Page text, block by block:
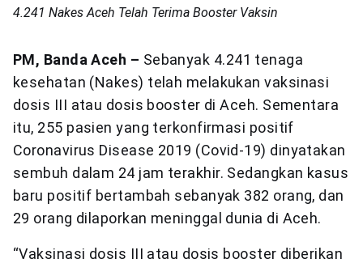
4.241 Nakes Aceh Telah Terima Booster Vaksin
PM, Banda Aceh – Sebanyak 4.241 tenaga
kesehatan (Nakes) telah melakukan vaksinasi
dosis III atau dosis booster di Aceh. Sementara
itu, 255 pasien yang terkonfirmasi positif
Coronavirus Disease 2019 (Covid-19) dinyatakan
sembuh dalam 24 jam terakhir. Sedangkan kasus
baru positif bertambah sebanyak 382 orang, dan
29 orang dilaporkan meninggal dunia di Aceh.
“Vaksinasi dosis III atau dosis booster diberikan